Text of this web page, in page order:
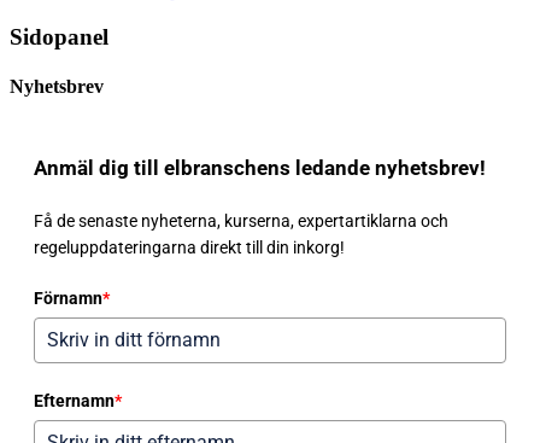
Sidopanel
Nyhetsbrev
Anmäl dig till elbranschens ledande nyhetsbrev!
Få de senaste nyheterna, kurserna, expertartiklarna och
regeluppdateringarna direkt till din inkorg!
Förnamn*
Efternamn*